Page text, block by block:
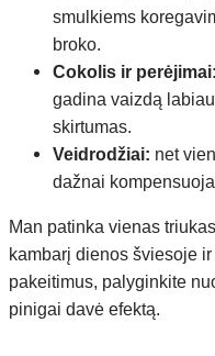
smulkiems
broko.
Cokolis ir perėjimai:
gadina vaizdą
skirtumas.
Veidrodžiai: net
dažnai
Man patinka vienas
kambarį dienos šviesoje
pakeitimus, palyginkite
pinigai davė efektą.